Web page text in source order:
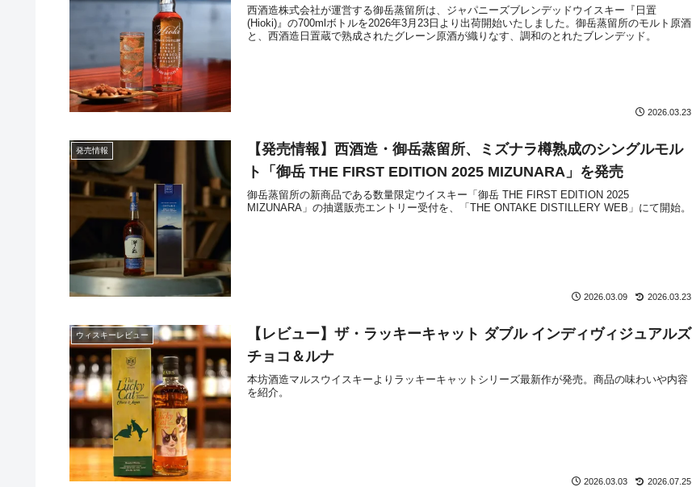
西酒造株式会社が運営する御岳蒸留所は、ジャパニーズブレンデッドウイスキー『日置
(Hioki)』の700mlボトルを2026年3月23日より出荷開始いたしました。御岳蒸留所のモルト原酒
と、西酒造日置蔵で熟成されたグレーン原酒が織りなす、調和のとれたブレンデッド。
2026.03.23
発売情報
【発売情報】西酒造・御岳蒸留所、ミズナラ樽熟成のシングルモル
ト「御岳 THE FIRST EDITION 2025 MIZUNARA」を発売
御岳蒸留所の新商品である数量限定ウイスキー「御岳 THE FIRST EDITION 2025
MIZUNARA」の抽選販売エントリー受付を、「THE ONTAKE DISTILLERY WEB」にて開始。
2026.03.09 2026.03.23
ウィスキーレビュー
【レビュー】ザ・ラッキーキャット ダブル インディヴィジュアルズ
チョコ＆ルナ
本坊酒造マルスウイスキーよりラッキーキャットシリーズ最新作が発売。商品の味わいや内容
を紹介。
2026.03.03 2026.07.25